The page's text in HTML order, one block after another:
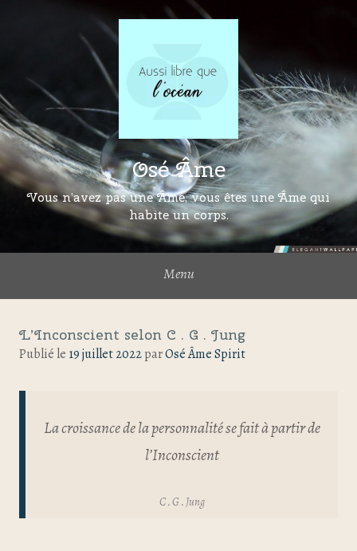
Osé Âme
Vous n’avez pas une Âme, vous êtes une Âme qui
habite un corps.
Menu
L’Inconscient selon C . G . Jung
Publié le 19 juillet 2022parOsé Âme Spirit
La croissance de la personnalité se fait à partir de
l’Inconscient
C . G . Jung